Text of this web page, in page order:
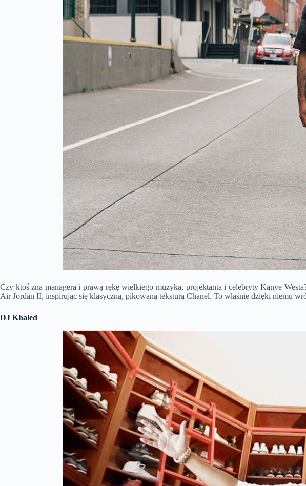
Czy ktoś zna managera i prawą rękę wielkiego muzyka, projektanta i celebryty Kanye
Air Jordan II, inspirując się klasyczną, pikowaną teksturą Chanel. To właśnie dzięki niemu
DJ Khaled